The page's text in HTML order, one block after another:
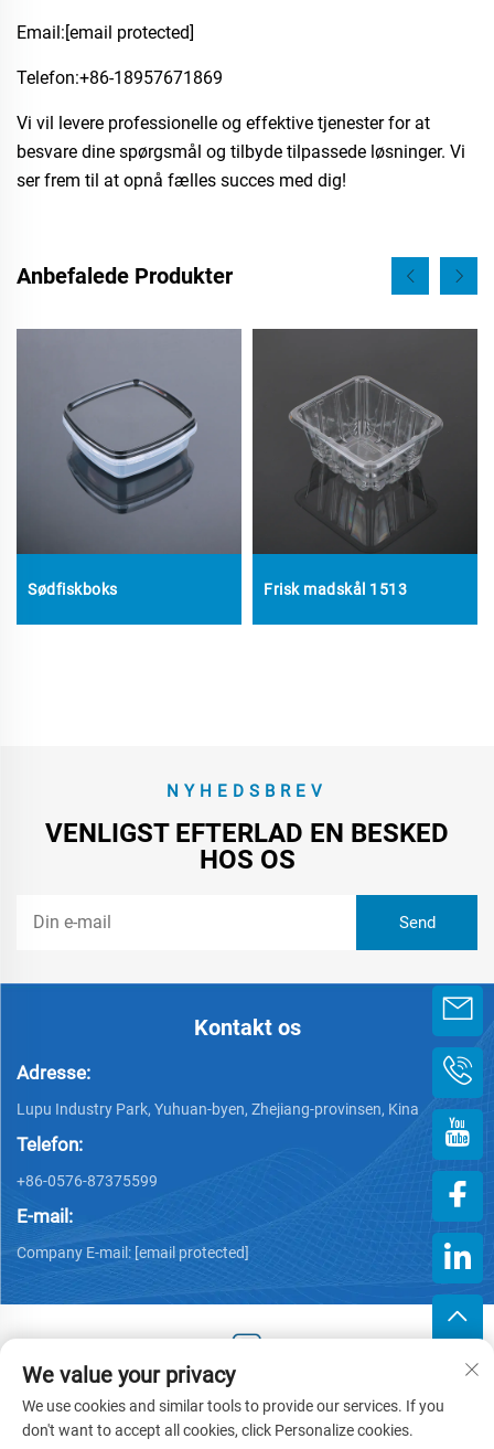
Email:[email protected]
Telefon:​+86-18957671869
Vi vil levere professionelle og effektive tjenester for at
besvare dine spørgsmål og tilbyde tilpassede løsninger. Vi
ser frem til at opnå fælles succes med dig!
Anbefalede Produkter
Sødfiskboks Frisk madskål 1513
NYHEDSBREV
VENLIGST EFTERLAD EN BESKED
HOS OS
Kontakt os
Adresse:
Lupu Industry Park, Yuhuan-byen, Zhejiang-provinsen, Kina
Telefon:
+86-0576-87375599
E-mail:
Company E-mail: [email protected]
Copyright © 2025 af Zhejiang Hengjiang Plastic Co., Ltd. -
Privatlivspolitik
We value your privacy
We use cookies and similar tools to provide our services. If you
don't want to accept all cookies, click Personalize cookies.